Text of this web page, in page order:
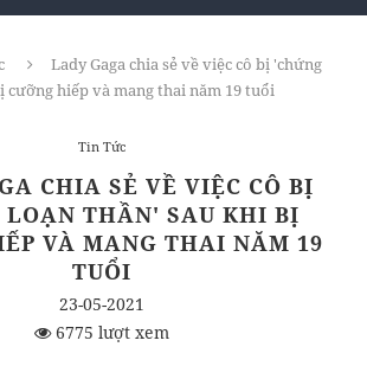
Lady Gaga chia sẻ về việc cô bị 'chứng
cưỡng hiếp và mang thai năm 19 tuổi
Tin Tức
CHIA SẺ VỀ VIỆC CÔ BỊ
LOẠN THẦN' SAU KHI BỊ
VÀ MANG THAI NĂM 19
TUỔI
23-05-2021
6775 lượt xem